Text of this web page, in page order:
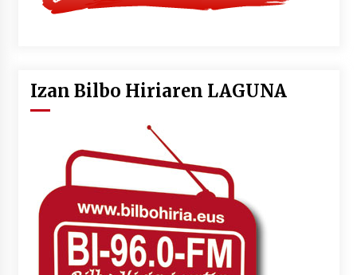
Izan Bilbo Hiriaren LAGUNA